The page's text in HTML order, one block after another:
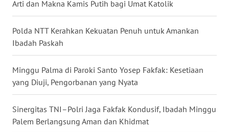
Arti dan Makna Kamis Putih bagi Umat Katolik
Polda NTT Kerahkan Kekuatan Penuh untuk Amankan
Ibadah Paskah
Minggu Palma di Paroki Santo Yosep Fakfak: Kesetiaan
yang Diuji, Pengorbanan yang Nyata
Sinergitas TNI–Polri Jaga Fakfak Kondusif, Ibadah Minggu
Palem Berlangsung Aman dan Khidmat
WN
MALUKU
WN
MALUT
WN